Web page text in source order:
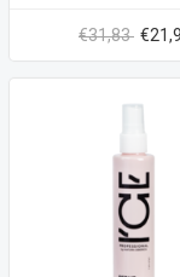
€31,83